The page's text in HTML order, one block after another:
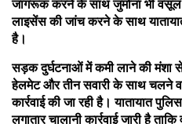
जागरूक करने के साथ जुर्माना भी
लाइसेंस की जांच करने के साथ यातायात
है।
सड़क दुर्घटनाओं में कमी लाने की मंशा से
हेलमेट और तीन सवारी के साथ चलने
कार्रवाई की जा रही है। यातायात
लगातार चालानी कार्रवाई जारी है